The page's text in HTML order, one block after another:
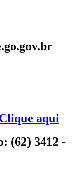
aqui
(62) 3412 -